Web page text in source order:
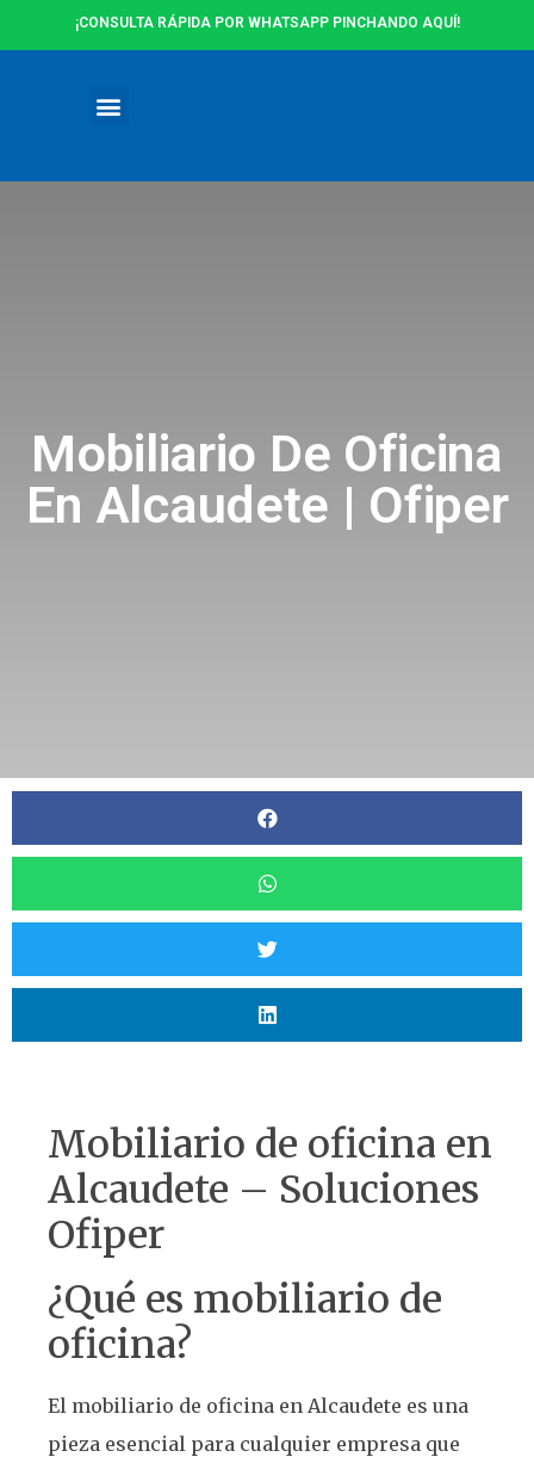
¡CONSULTA RÁPIDA POR WHATSAPP PINCHANDO AQUÍ!
Mobiliario De Oficina
En Alcaudete | Ofiper
Mobiliario de oficina en
Alcaudete – Soluciones
Ofiper
¿Qué es mobiliario de
oficina?
El mobiliario de oficina en Alcaudete es una
pieza esencial para cualquier empresa que